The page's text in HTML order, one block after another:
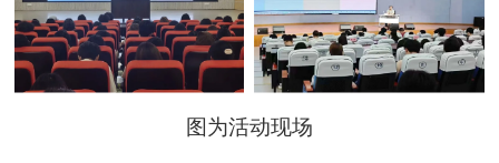
图为活动现场